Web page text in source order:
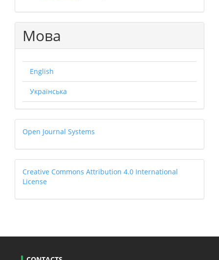
Мова
English
Українська
Open
Journal
Systems
Open Journal Systems
Creative
Creative Commons Attribution 4.0 International
License